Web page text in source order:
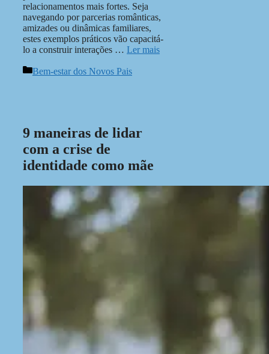
relacionamentos mais fortes. Seja
navegando por parcerias românticas,
amizades ou dinâmicas familiares,
estes exemplos práticos vão capacitá-
lo a construir interações … Ler mais
Categorias
Bem-estar dos Novos Pais
9 maneiras de lidar
com a crise de
identidade como mãe